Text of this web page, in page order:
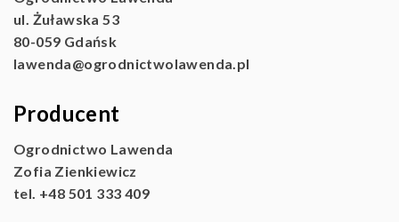
ul. Żuławska 53
80-059 Gdańsk
lawenda@ogrodnictwolawenda.pl
Producent
Ogrodnictwo Lawenda
Zofia Zienkiewicz
tel. +48 501 333 409